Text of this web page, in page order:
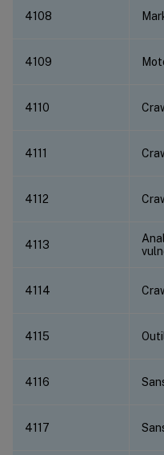
4108
4109
4110
4111
4112
4113
4114
4115
4116
4117